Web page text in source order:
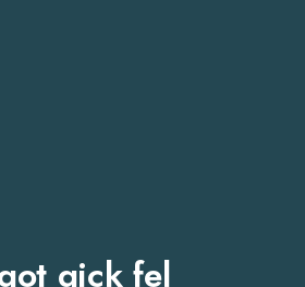
gick fel